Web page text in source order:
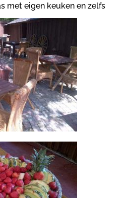
met eigen keuken en zelfs